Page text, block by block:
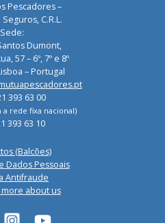
Pescadores –
C.R.L.
Sede:
Dumont,
57 – 6º, 7º e 8º
– Portugal
393 63 00
a rede fixa nacional)
393 63 10
(Balcões)
Dados Pessoais
Antifraude
more about us